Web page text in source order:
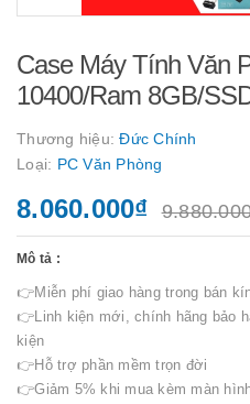
Case Máy Tính Văn
10400/Ram 8GB/
Thương hiệu:Đức Chính
Loại: PC Văn Phòng
8.060.000₫
Mô tả :
👉Miễn phí giao hàng trong bán
👉Linh kiện mới, chính hãng bảo
kiện
👉Hỗ trợ phần mềm trọn đời
👉Giảm 5% khi mua kèm màn